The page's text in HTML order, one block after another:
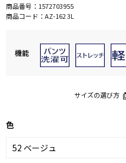
商品番号： 1572703955
商品コード： AZ-162 3L
機能
サイズの選び方
色